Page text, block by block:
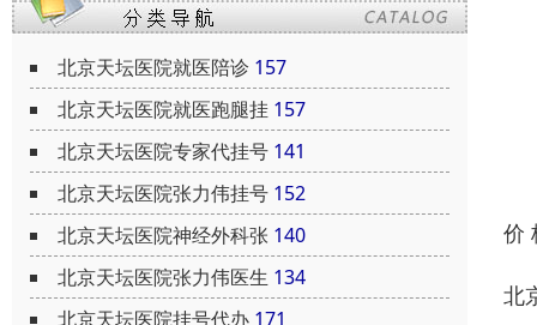
北京天坛医院就医陪诊 157
北京天坛医院就医跑腿挂 157
北京天坛医院专家代挂号 141
北京天坛医院张力伟挂号 152
北京天坛医院神经外科张 140
北京天坛医院张力伟医生 134
北京天坛医院挂号代办 171
价
北